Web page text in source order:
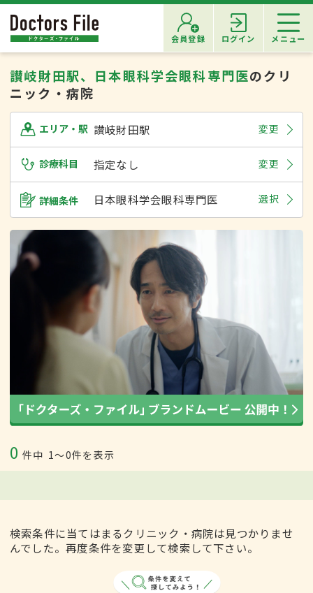
会員登録 ログイン メニュー
讃岐財田駅、日本眼科学会眼科専門医のクリ
ニック・病院
エリア・駅 讃岐財田駅 変更
診療科目 指定なし 変更
詳細条件 日本眼科学会眼科専門医 選択
0 件中 1〜0件を表示
検索条件に当てはまるクリニック・病院は見つかりませ
んでした。再度条件を変更して検索して下さい。